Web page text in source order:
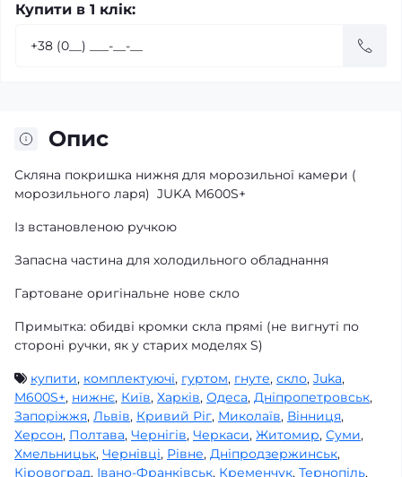
Купити в 1 клік:
Опис
Скляна покришка нижня для морозильної камери (
морозильного ларя) JUKA M600S+
Із встановленою ручкою
Запасна частина для холодильного обладнання
Гартоване оригінальне нове скло
Примытка: обидві кромки скла прямі (не вигнуті по
стороні ручки, як у старих моделях S)
купити, комплектуючі, гуртом, гнуте, скло, Juka,
M600S+, нижнє, Київ, Харків, Одеса, Дніпропетровськ,
Запоріжжя, Львів, Кривий Ріг, Миколаїв, Вінниця,
Херсон, Полтава, Чернігів, Черкаси, Житомир, Суми,
Хмельницьк, Чернівці, Рівне, Дніпродзержинськ,
Кіровоград, Івано-Франківськ, Кременчук, Тернопіль,